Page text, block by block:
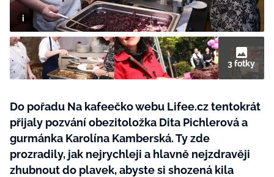
ROČNÍ PŘEDPLATNÉ SVĚT ŽENY +
SADA PRODUKTŮ MANA (10 ks)
3 fotky
Do pořadu Na kafeečko webu Lifee.cz tentokrát
přijaly pozvání obezitoložka Dita Pichlerová a
gurmánka Karolína Kamberská. Ty zde
prozradily, jak nejrychleji a hlavně nejzdravěji
zhubnout do plavek, abyste si shozená kila